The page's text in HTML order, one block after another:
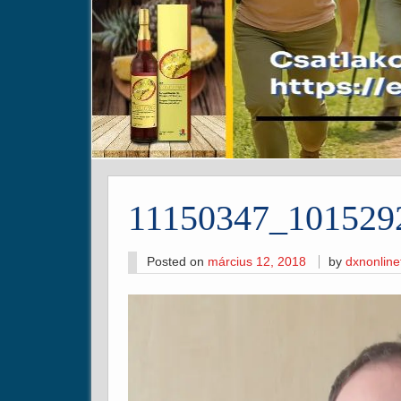
Posted on március 12, 2018 by